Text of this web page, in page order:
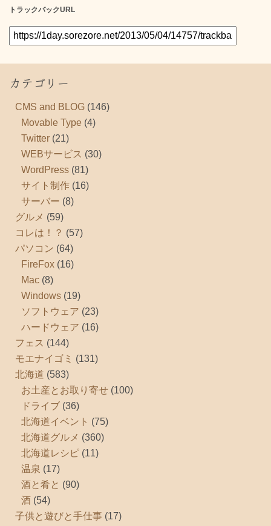
トラックバックURL
カテゴリー
CMS and BLOG (146)
Movable Type (4)
Twitter (21)
WEBサービス (30)
WordPress (81)
サイト制作 (16)
サーバー (8)
グルメ (59)
コレは！？ (57)
パソコン (64)
FireFox (16)
Mac (8)
Windows (19)
ソフトウェア (23)
ハードウェア (16)
フェス (144)
モエナイゴミ (131)
北海道 (583)
お土産とお取り寄せ (100)
ドライブ (36)
北海道イベント (75)
北海道グルメ (360)
北海道レシピ (11)
温泉 (17)
酒と肴と (90)
酒 (54)
子供と遊びと手仕事 (17)